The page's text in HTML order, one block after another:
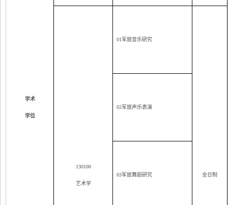
学术
学位
130100
艺术学
01军旅音乐研究
全日制
02军旅声乐表演
03军旅舞蹈研究